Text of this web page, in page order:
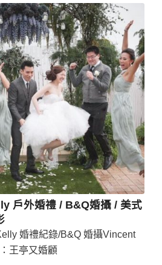
戶外婚禮 / B&Q婚攝 / 美式
婚禮紀錄/B&Q 婚攝Vincent
王亭又婚顧